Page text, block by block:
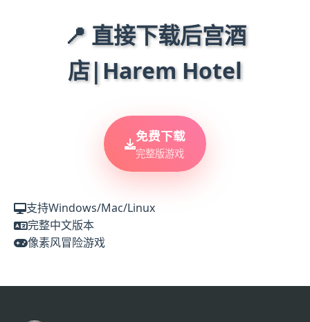
📍 直接下载后宫酒
店|Harem Hotel
免费下载
完整版游戏
支持Windows/Mac/Linux
完整中文版本
像素风冒险游戏